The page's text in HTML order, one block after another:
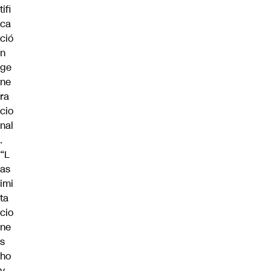
tifi
ca
ció
n
ge
ne
ra
cio
nal
.
“L
as
imi
ta
cio
ne
s
ho